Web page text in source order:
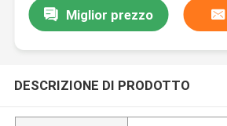
Miglior prezzo
DESCRIZIONE DI PRODOTTO